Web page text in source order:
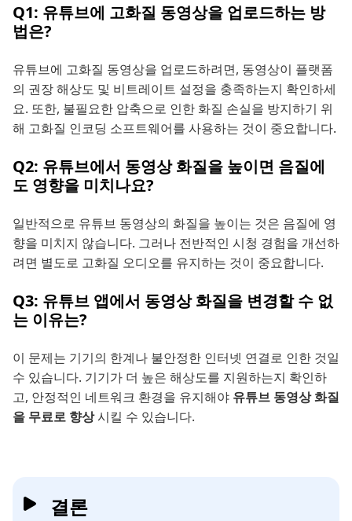
Q1: 유튜브에 고화질 동영상을 업로드하는 방
법은?
유튜브에 고화질 동영상을 업로드하려면, 동영상이 플랫폼
의 권장 해상도 및 비트레이트 설정을 충족하는지 확인하세
요. 또한, 불필요한 압축으로 인한 화질 손실을 방지하기 위
해 고화질 인코딩 소프트웨어를 사용하는 것이 중요합니다.
Q2: 유튜브에서 동영상 화질을 높이면 음질에
도 영향을 미치나요?
일반적으로 유튜브 동영상의 화질을 높이는 것은 음질에 영
향을 미치지 않습니다. 그러나 전반적인 시청 경험을 개선하
려면 별도로 고화질 오디오를 유지하는 것이 중요합니다.
Q3: 유튜브 앱에서 동영상 화질을 변경할 수 없
는 이유는?
이 문제는 기기의 한계나 불안정한 인터넷 연결로 인한 것일
수 있습니다. 기기가 더 높은 해상도를 지원하는지 확인하
고, 안정적인 네트워크 환경을 유지해야 유튜브 동영상 화질
을 무료로 향상시킬 수 있습니다.
결론